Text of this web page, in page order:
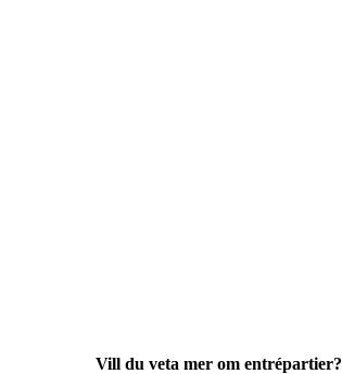
Vill du veta mer om entrépartier?